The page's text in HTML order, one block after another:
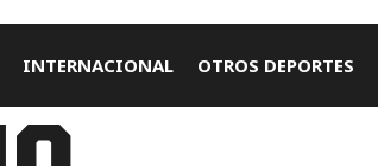
INTERNACIONAL OTROS DEPORTES